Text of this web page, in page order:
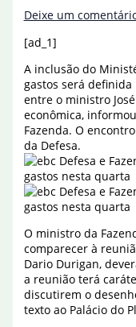
Deixe um
[ad_1]
A inclusão do
gastos será
entre o ministro
econômica,
Fazenda. O
da Defesa.
O ministro da
comparecer à
Dario Durigan,
a reunião terá
discutirem o
texto ao Palácio do